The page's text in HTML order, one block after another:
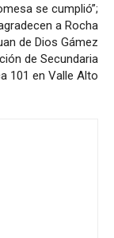
se cumplió”;
a Rocha
de Dios Gámez
de Secundaria
101 en Valle Alto